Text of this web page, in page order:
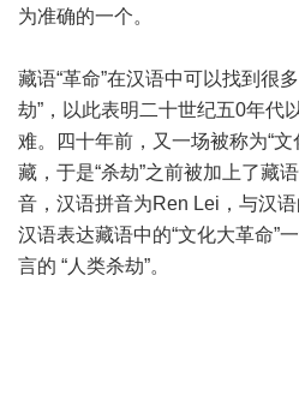
为准确的一个。
藏语“革命”在汉语中可以找到很
劫”，以此表明二十世纪五0年代
难。四十年前，又一场被称为“
藏，于是“杀劫”之前被加上了藏
音，汉语拼音为Ren Lei，与汉语
汉语表达藏语中的“文化大革命”
言的 “人类杀劫”。